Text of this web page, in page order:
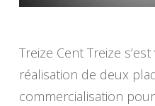
Treize Cent Treize
réalisation de deux
commercialisation